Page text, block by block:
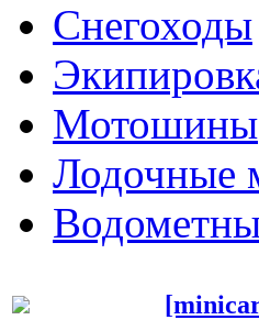
Снегоходы
Мотошины
Лодочные